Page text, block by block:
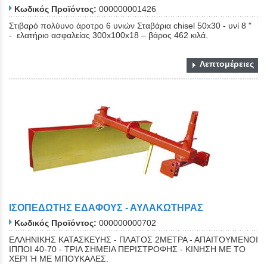
Κωδικός Προϊόντος: 000000001426
Στιβαρό πολύυνο άροτρο 6 υνιών Σταβάρια chisel 50x30 - υνί 8 "
- ελατήριο ασφαλείας 300x100x18 – βάρος 462 κιλά.
Λεπτομέρειες
ΙΣΟΠΕΔΩΤΗΣ ΕΔΑΦΟΥΣ - ΑΥΛΑΚΩΤΗΡΑΣ
Κωδικός Προϊόντος: 000000000702
ΕΛΛΗΝΙΚΗΣ ΚΑΤΑΣΚΕΥΗΣ - ΠΛΑΤΟΣ 2ΜΕΤΡΑ - ΑΠΑΙΤΟΥΜΕΝΟΙ
ΙΠΠΟΙ 40-70 - ΤΡΙΑ ΣΗΜΕΙΑ ΠΕΡΙΣΤΡΟΦΗΣ - ΚΙΝΗΣΗ ΜΕ ΤΟ
ΧΕΡΙ Ή ΜΕ ΜΠΟΥΚΑΛΕΣ.